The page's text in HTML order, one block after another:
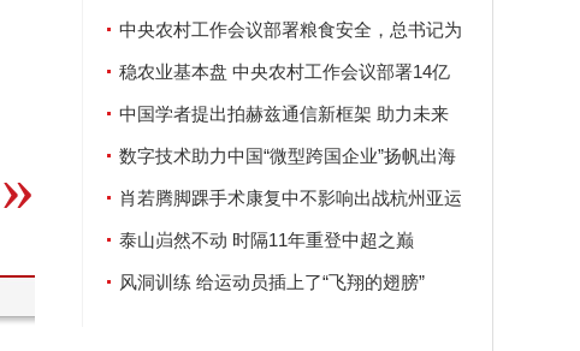
中央农村工作会议部署粮食安全，总书记为
何强调这两个字？
稳农业基本盘 中央农村工作会议部署14亿
人“饭碗”大事
中国学者提出拍赫兹通信新框架 助力未来
6G发展
数字技术助力中国“微型跨国企业”扬帆出海
肖若腾脚踝手术康复中不影响出战杭州亚运
会泰山岿然不动 时隔11年重登中超之巅
风洞训练 给运动员插上了“飞翔的翅膀”